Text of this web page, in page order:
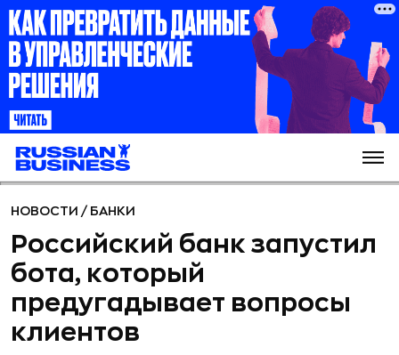
НОВОСТИ / БАНКИ
Российский банк запустил
бота, который
предугадывает вопросы
клиентов